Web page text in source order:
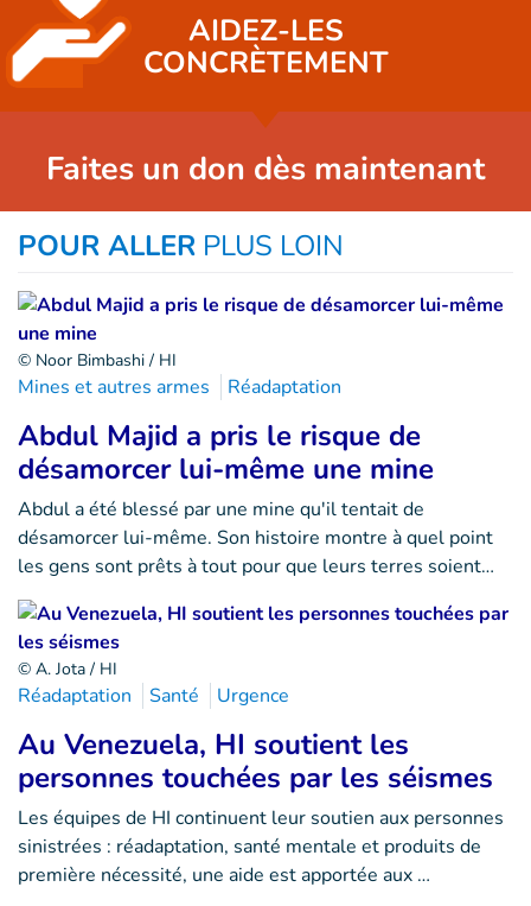
AIDEZ-LES
CONCRÈTEMENT
Faites un don dès maintenant
POUR ALLER PLUS LOIN
© Noor Bimbashi / HI
Mines et autres armes Réadaptation
Abdul Majid a pris le risque de
désamorcer lui-même une mine
Abdul a été blessé par une mine qu'il tentait de
désamorcer lui-même. Son histoire montre à quel point
les gens sont prêts à tout pour que leurs terres soient…
© A. Jota / HI
Réadaptation Santé Urgence
Au Venezuela, HI soutient les
personnes touchées par les séismes
Les équipes de HI continuent leur soutien aux personnes
sinistrées : réadaptation, santé mentale et produits de
première nécessité, une aide est apportée aux …